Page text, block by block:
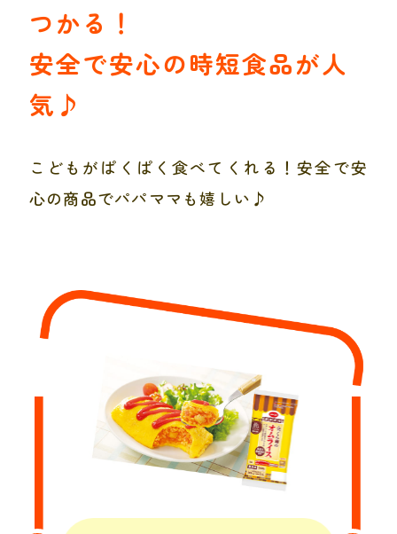
つかる！
安全で安心の時短食品が人
気♪
こどもがぱくぱく食べてくれる！安全で安
心の商品でパパママも嬉しい♪